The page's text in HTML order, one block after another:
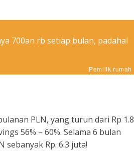
700an rb setiap bulan, padahal
Pemilik rumah
PLN, yang turun dari Rp 1.8
56% – 60%. Selama 6 bulan
Rp. 6.3 juta!